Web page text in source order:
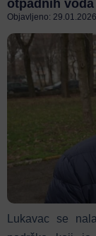
otpadnih voda
Objavljeno:
Lukavac se